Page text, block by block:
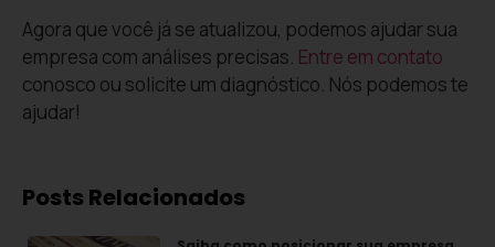
Agora que você já se atualizou, podemos ajudar sua
empresa com análises precisas. Entre em contato
conosco ou solicite um diagnóstico. Nós podemos te
ajudar!
Posts Relacionados